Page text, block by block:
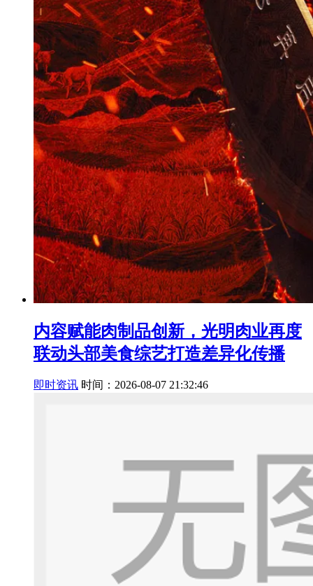
内容赋能肉制品创新，光明肉业再度
联动头部美食综艺打造差异化传播
即时资讯 时间：2026-08-07 21:32:46